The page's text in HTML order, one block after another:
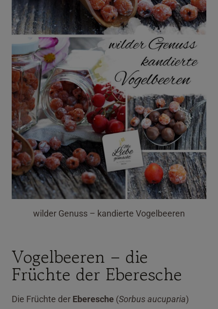
wilder Genuss – kandierte Vogelbeeren
Vogelbeeren – die
Früchte der Eberesche
Die Früchte der Eberesche (Sorbus aucuparia)